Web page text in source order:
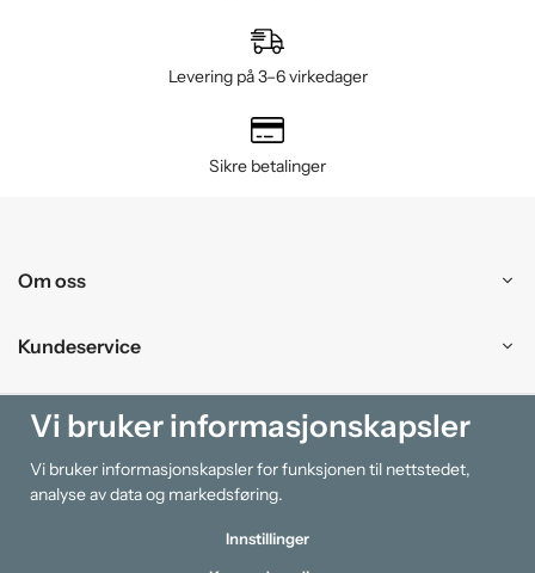
Levering på 3–6 virkedager
Sikre betalinger
Om oss
Kundeservice
Kjøpesenter
Information
Vi bruker informasjonskapsler
Vi bruker informasjonskapsler for funksjonen til nettstedet,
analyse av data og markedsføring.
Innstillinger